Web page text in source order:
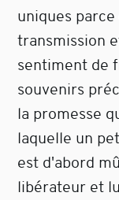
uniques
transmission
sentiment de
souvenirs
la promesse
laquelle un
est d'abord
libérateur et